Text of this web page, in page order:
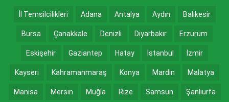
İl Temsilcilikleri Adana Antalya Aydın Balıkesir
Bursa Çanakkale Denizli Diyarbakır Erzurum
Eskişehir Gaziantep Hatay İstanbul İzmir
Kayseri Kahramanmaraş Konya Mardin Malatya
Manisa Mersin Muğla Rize Samsun Şanlıurfa